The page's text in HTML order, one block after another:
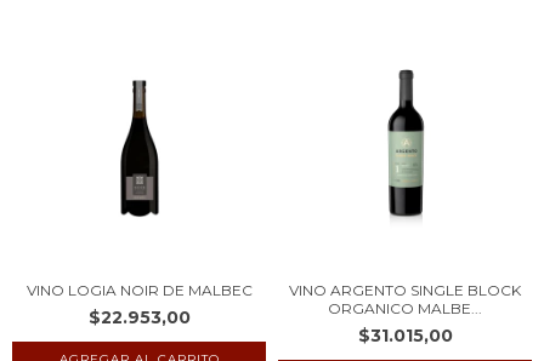
VINO LOGIA NOIR DE MALBEC
$22.953,00
VINO ARGENTO SINGLE BLOCK
ORGANICO MALBE...
$31.015,00